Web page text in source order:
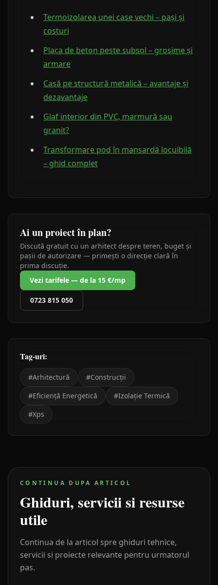
Termoizolarea unei case vechi – pași și
costuri
Placa de beton peste subsol – grosime și
armare
Casă pe structură metalică – avantaje și
dezavantaje
Glaf interior din PVC, marmură sau
granit?
Transformare pod în mansardă locuibilă
– ghid complet
Ai un proiect în plan?
Discută gratuit cu un arhitect despre teren, buget și
pașii de autorizare — primești o direcție clară în
prima discuție.
Vezi tarifele — de la 15 €/mp
0723 815 050
Tag-uri:
#Arhitectură #Construcții
#Eficiență Energetică #Izolație Termică
#Xps
CONTINUA DUPA ARTICOL
Ghiduri, servicii si resurse
utile
Continua de la articol spre ghiduri tehnice,
servicii si proiecte relevante pentru urmatorul
pas.